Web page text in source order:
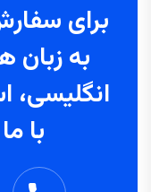
برای
به زبان
انگلیسی،
با